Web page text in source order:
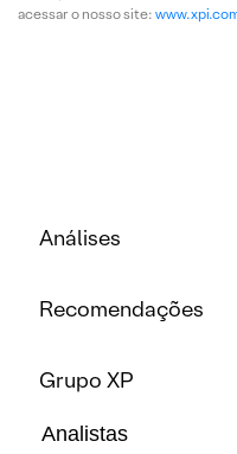
acessar o nosso site:
Análises
Recomendações
Grupo XP
Analistas